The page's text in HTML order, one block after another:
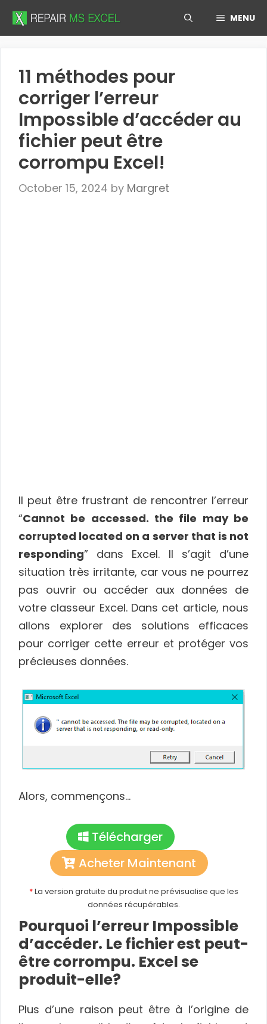
Skip
MENU
11 méthodes pour
corriger l’erreur
Impossible d’accéder au
fichier peut être
corrompu Excel!
October 15, 2024 by Margret
Il peut être frustrant de rencontrer l’erreur
“Cannot be accessed. the file may be
corrupted located on a server that is not
responding” dans Excel. Il s’agit d’une
situation très irritante, car vous ne pourrez
pas ouvrir ou accéder aux données de
votre classeur Excel. Dans cet article, nous
allons explorer des solutions efficaces
pour corriger cette erreur et protéger vos
précieuses données.
Alors, commençons…
Télécharger
Acheter Maintenant
*La version gratuite du produit ne prévisualise que les
données récupérables.
Pourquoi l’erreur Impossible
d’accéder. Le fichier est peut-
être corrompu. Excel se
produit-elle?
Plus d’une raison peut être à l’origine de